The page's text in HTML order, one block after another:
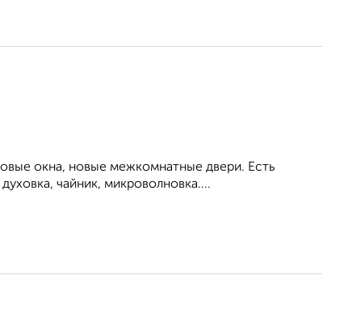
окна, новые межкомнатные двери. Есть
чайник, микроволновка....